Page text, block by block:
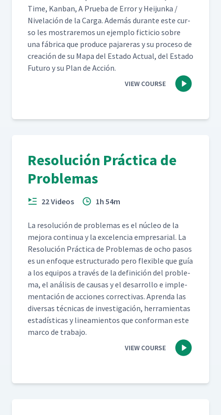
Time, Kan­ban, A Prue­ba de Error y Hei­jun­ka /
Nivelación de la Car­ga. Además durante este cur­
so les mostraremos un ejem­p­lo fic­ti­cio sobre
una fábri­ca que pro­duce pajar­eras y su pro­ce­so de
creación de su Mapa del Esta­do Actu­al, del Esta­do
Futuro y su Plan de Acción.
VIEW COURSE
Resolución Práctica de
Problemas
22 Videos 1h 54m
La res­olu­ción de prob­le­mas es el núcleo de la
mejo­ra con­tin­ua y la exce­len­cia empre­sar­i­al. La
Res­olu­ción Prác­ti­ca de Prob­le­mas de ocho pasos
es un enfoque estruc­tura­do pero flex­i­ble que guía
a los equipos a través de la defini­ción del prob­le­
ma, el análi­sis de causas y el desar­rol­lo e imple­
mentación de acciones cor­rec­ti­vas. Apren­da las
diver­sas téc­ni­cas de inves­ti­gación, her­ramien­tas
estadís­ti­cas y lin­eamien­tos que con­for­man este
mar­co de trabajo.
VIEW COURSE